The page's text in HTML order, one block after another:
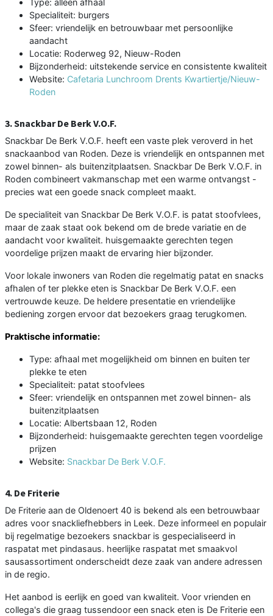
Specialiteit: burgers
Sfeer: vriendelijk en betrouwbaar met persoonlijke
aandacht
Locatie: Roderweg 92, Nieuw-Roden
Bijzonderheid: uitstekende service en consistente kwaliteit
Website: Cafetaria Lunchroom Drents Kwartiertje/Nieuw-
Roden
3. Snackbar De Berk V.O.F.
Snackbar De Berk V.O.F. heeft een vaste plek veroverd in het
snackaanbod van Roden. Deze is vriendelijk en ontspannen met
zowel binnen- als buitenzitplaatsen. Snackbar De Berk V.O.F. in
Roden combineert vakmanschap met een warme ontvangst -
precies wat een goede snack compleet maakt.
De specialiteit van Snackbar De Berk V.O.F. is patat stoofvlees,
maar de zaak staat ook bekend om de brede variatie en de
aandacht voor kwaliteit. huisgemaakte gerechten tegen
voordelige prijzen maakt de ervaring hier bijzonder.
Voor lokale inwoners van Roden die regelmatig patat en snacks
afhalen of ter plekke eten is Snackbar De Berk V.O.F. een
vertrouwde keuze. De heldere presentatie en vriendelijke
bediening zorgen ervoor dat bezoekers graag terugkomen.
Praktische informatie:
Type: afhaal met mogelijkheid om binnen en buiten ter
plekke te eten
Specialiteit: patat stoofvlees
Sfeer: vriendelijk en ontspannen met zowel binnen- als
buitenzitplaatsen
Locatie: Albertsbaan 12, Roden
Bijzonderheid: huisgemaakte gerechten tegen voordelige
prijzen
Website: Snackbar De Berk V.O.F.
4. De Friterie
De Friterie aan de Oldenoert 40 is bekend als een betrouwbaar
adres voor snackliefhebbers in Leek. Deze informeel en populair
bij regelmatige bezoekers snackbar is gespecialiseerd in
raspatat met pindasaus. heerlijke raspatat met smaakvol
sausassortiment onderscheidt deze zaak van andere adressen
in de regio.
Het aanbod is eerlijk en goed van kwaliteit. Voor vrienden en
collega's die graag tussendoor een snack eten is De Friterie een